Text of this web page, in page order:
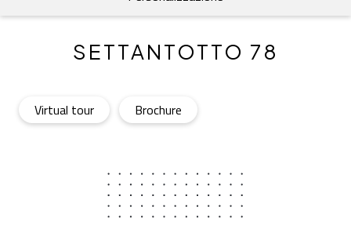
SETTANTOTTO 78
Settantotto 78
Virtual tour- Open in a new tab
Settantotto 78
Brochure - Open in a new tab